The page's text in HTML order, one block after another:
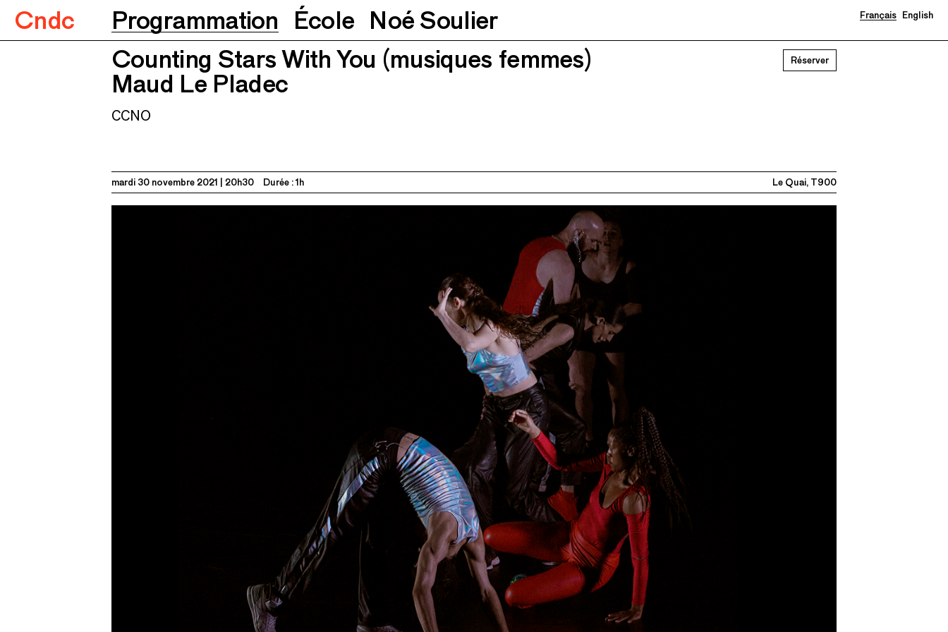
Cndc Programmation École Noé Soulier Français English
Counting Stars With You (musiques femmes)Maud Le Pladec 30.11.2021
Counting Stars With You (musiques femmes)
Maud Le Pladec
Réserver
CCNO
mardi 30 novembre 2021 20h30 Durée : 1h Le Quai, T900